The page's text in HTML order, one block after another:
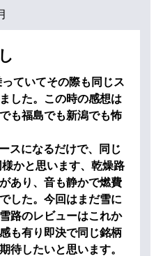
ていてその際も同じス
した。この時の感想は
も福島でも新潟でも怖
スになるだけで、同じ
かと思います、乾燥路
あり、音も静かで燃費
した。今回はまだ雪に
路のレビューはこれか
も有り即決で同じ銘柄
待したいと思います。